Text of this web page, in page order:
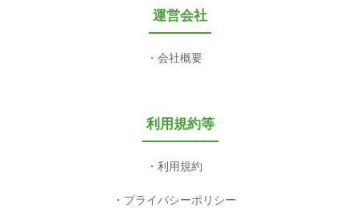
運営会社
会社概要
利用規約等
利用規約
プライバシーポリシー